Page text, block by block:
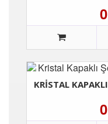
KRISTAL